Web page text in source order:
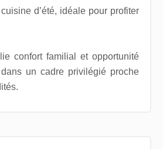
d’été, idéale pour profiter
confort familial et opportunité
dans un cadre privilégié proche